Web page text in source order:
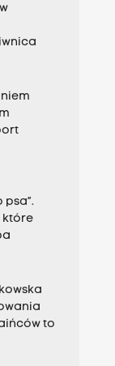
psa”.
które
to